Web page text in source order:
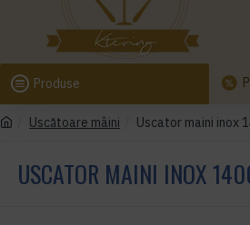
Produse
Uscătoare mâini Uscator maini inox
USCATOR MAINI INOX